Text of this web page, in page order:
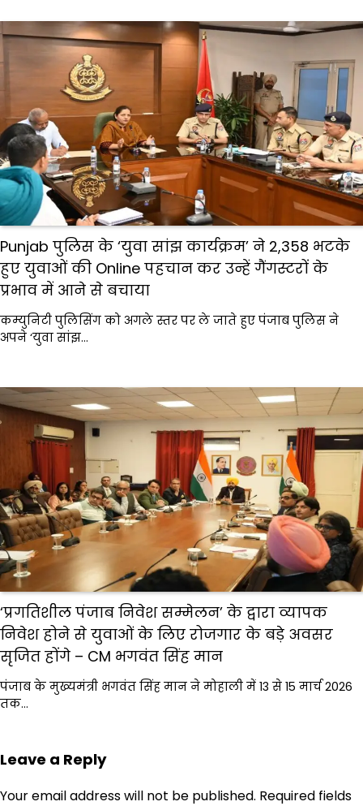
Punjab पुलिस के ‘युवा सांझ कार्यक्रम’ ने 2,358 भटके
हुए युवाओं की Online पहचान कर उन्हें गैंगस्टरों के
प्रभाव में आने से बचाया
कम्युनिटी पुलिसिंग को अगले स्तर पर ले जाते हुए पंजाब पुलिस ने
अपने ‘युवा सांझ…
‘प्रगतिशील पंजाब निवेश सम्मेलन’ के द्वारा व्यापक
निवेश होने से युवाओं के लिए रोजगार के बड़े अवसर
सृजित होंगे – CM भगवंत सिंह मान
पंजाब के मुख्यमंत्री भगवंत सिंह मान ने मोहाली में 13 से 15 मार्च 2026
तक…
Leave a Reply
Your email address will not be published. Required fields